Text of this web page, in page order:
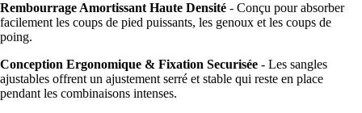
Rembourrage Amortissant Haute Densité - Conçu pour absorber
facilement les coups de pied puissants, les genoux et les coups de
poing.
Conception Ergonomique & Fixation Securisée - Les sangles
ajustables offrent un ajustement serré et stable qui reste en place
pendant les combinaisons intenses.